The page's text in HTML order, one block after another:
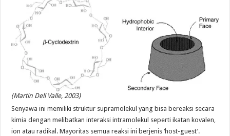
(Martin Dell Valle, 2003)
Senyawa ini memiliki struktur supramolekul yang bisa bereaksi secara
kimia dengan melibatkan interaksi intramolekul seperti ikatan kovalen,
ion atau radikal. Mayoritas semua reaksi ini berjenis ‘host-guest’.